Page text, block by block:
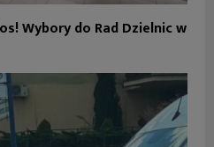
Wybory do Rad Dzielnic w